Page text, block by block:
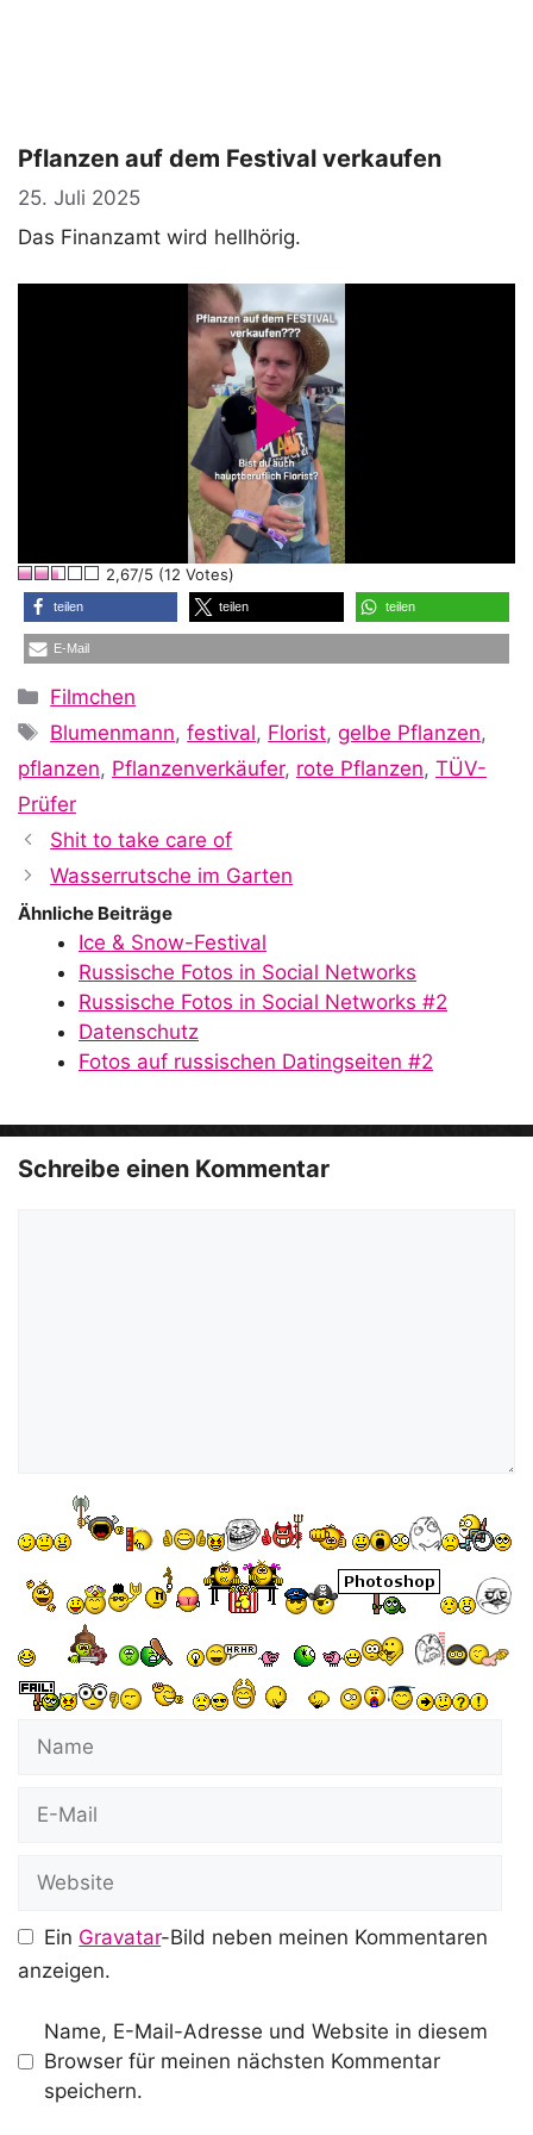
Pflanzen auf dem Festival verkaufen
25. Juli 2025
Das Finanzamt wird hellhörig.
P
l
a
y
V
i
d
e
o
2,67/5 (12 Votes)
teilen teilen teilen
E-Mail
Kategorien
Filmchen
Schlagwörter
Blumenmann,festival, Florist,gelbe Pflanzen,
pflanzen, Pflanzenverkäufer, rote Pflanzen, TÜV-
Prüfer
Shit to take care of
Wasserrutsche im Garten
Ähnliche Beiträge
Ice & Snow-Festival
Russische Fotos in Social Networks
Russische Fotos in Social Networks #2
Datenschutz
Fotos auf russischen Datingseiten #2
Schreibe einen Kommentar
Name
Website
Ein Gravatar-Bild neben meinen Kommentaren
anzeigen.
Name, E-Mail-Adresse und Website in diesem
Browser für meinen nächsten Kommentar
speichern.